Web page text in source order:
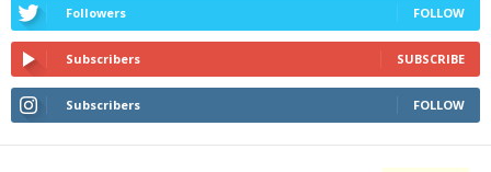
Followers FOLLOW
Subscribers SUBSCRIBE
Subscribers FOLLOW